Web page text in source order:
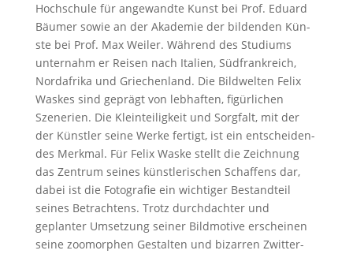
Hochschule für ange­wandte Kun­st bei Prof. Eduard
Bäumer sowie an der Akademie der bilden­den Kün­
ste bei Prof. Max Weil­er. Während des Studi­ums
unter­nahm er Reisen nach Ital­ien, Süd­frankre­ich,
Nordafri­ka und Griechen­land. Die Bild­wel­ten Felix
Waskes sind geprägt von leb­haften, figür­lichen
Szene­r­ien. Die Klein­teiligkeit und Sorgfalt, mit der
der Kün­stler seine Werke fer­tigt, ist ein entschei­den­
des Merk­mal. Für Felix Waske stellt die Zeich­nung
das Zen­trum seines kün­st­lerischen Schaf­fens dar,
dabei ist die Fotografie ein wichtiger Bestandteil
seines Betra­cht­ens. Trotz durch­dachter und
geplanter Umset­zung sein­er Bild­mo­tive erscheinen
seine zoomor­phen Gestal­ten und bizarren Zwit­ter­